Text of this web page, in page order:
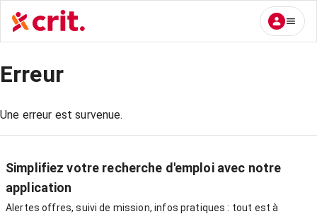
Erreur
Une erreur est survenue.
Simplifiez votre recherche d'emploi avec notre
application
Alertes offres, suivi de mission, infos pratiques : tout est à